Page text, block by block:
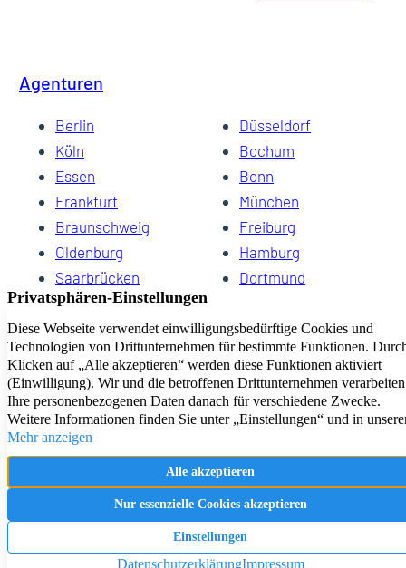
Agenturen
Berlin
Düsseldorf
Köln
Bochum
Essen
Bonn
Frankfurt
München
Braunschweig
Freiburg
Oldenburg
Hamburg
Saarbrücken
Dortmund
Hannover
Dresden
Kiel
Wuppertal
Bremen
HomeCompany eG Ihre Agenturen für Wohnen auf Zeit
Impressum Datenschutz Kontakt